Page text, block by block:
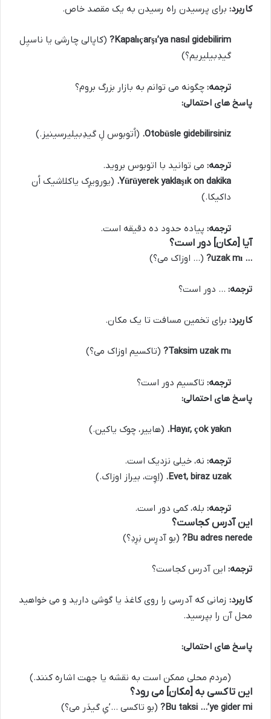
کاربرد: برای پرسیدن راه رسیدن به یک مقصد خاص.
Kapalıçarşı’ya nasıl gidebilirim?
(کاپالی چارشی یا ناسیِل
گیدِبیلیریم؟)
ترجمه: چگونه می توانم به بازار بزرگ بروم؟
پاسخ های احتمالی:
Otobüsle gidebilirsiniz. (اُتوبوس لِ گیدِبیلیرسینیز.)
ترجمه: می توانید با اتوبوس بروید.
Yürüyerek yaklaşık on dakika. (یورویرِک یاکلاشیک اُن
داکیکا.)
ترجمه: پیاده حدود ده دقیقه است.
آیا [مکان] دور است؟
… uzak mı? (… اوزاک می؟)
ترجمه: … دور است؟
کاربرد: برای تخمین مسافت تا یک مکان.
Taksim uzak mı? (تاکسیم اوزاک می؟)
ترجمه: تاکسیم دور است؟
پاسخ های احتمالی:
Hayır, çok yakın. (هاییر، چوک یاکین.)
ترجمه: نه، خیلی نزدیک است.
Evet, biraz uzak. (اِوِت، بیراز اوزاک.)
ترجمه: بله، کمی دور است.
این آدرس کجاست؟
Bu adres nerede? (بو آدرِس نِرِدِ؟)
ترجمه: این آدرس کجاست؟
کاربرد: زمانی که آدرسی را روی کاغذ یا گوشی دارید و می خواهید
محل آن را بپرسید.
پاسخ های احتمالی:
(مردم محلی ممکن است به نقشه یا جهت اشاره کنند.)
این تاکسی به [مکان] می رود؟
Bu taksi …’ye gider mi? (بو تاکسی …’یِ گیدَر می؟)